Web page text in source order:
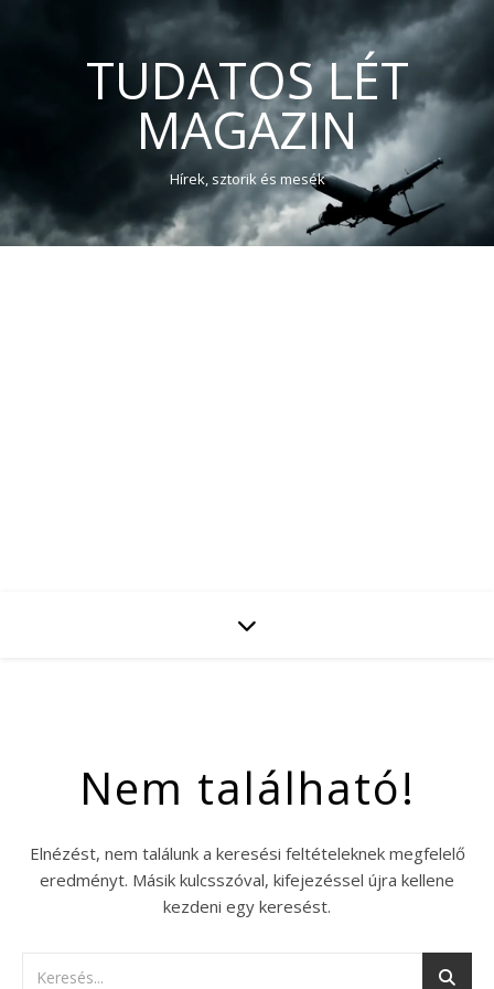
TUDATOS LÉT
MAGAZIN
Hírek, sztorik és mesék
Nem található!
Elnézést, nem találunk a keresési feltételeknek megfelelő
eredményt. Másik kulcsszóval, kifejezéssel újra kellene
kezdeni egy keresést.